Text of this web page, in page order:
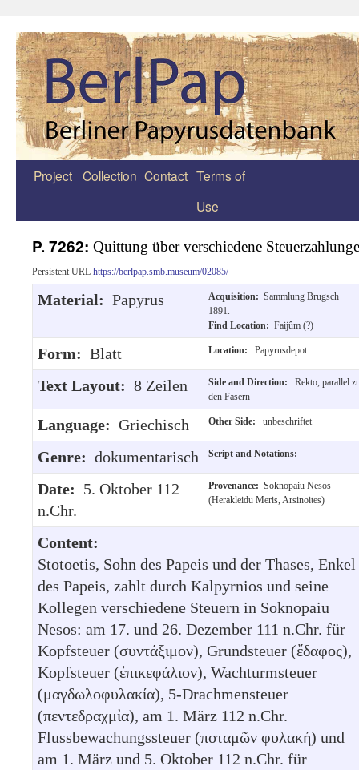
Zum
Project Collection Contact Terms of
Use
P. 7262: Quittung über verschiedene
Persistent URL https://berlpap.smb.museum/02085/
Material: Papyrus Acquisition: Sammlung Brugsch
1891.
Find Location: Faijûm (?)
Form: Blatt Location: Papyrusdepot
Text Layout: 8 Zeilen Side and Direction:
Rekto, parallel
den Fasern
Language: Griechisch Other Side: unbeschriftet
Genre: dokumentarisch Script and Notations:
Date: 5. Oktober 112
n.Chr.
Provenance: Soknopaiu Nesos
(Herakleidu Meris, Arsinoites)
Content:
Stotoetis, Sohn des Papeis und der Thases, Enkel
des Papeis, zahlt durch Kalpyrnios und seine
Kollegen verschiedene Steuern in Soknopaiu
Nesos: am 17. und 26. Dezember 111 n.Chr. für
Kopfsteuer (συντάξιμον), Grundsteuer (ἔδαφος),
Kopfsteuer (ἐπικεφάλιον), Wachturmsteuer
(μαγδωλοφυλακία), 5-Drachmensteuer
(πεντεδραχμἰα), am 1. März 112 n.Chr.
Flussbewachungssteuer (ποταμῶν φυλακή) und
am 1. März und 5. Oktober 112 n.Chr. für